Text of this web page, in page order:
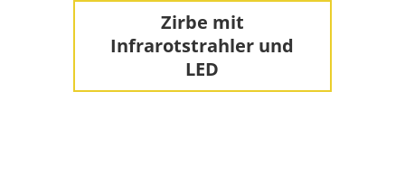
Zirbe mit
Infrarotstrahler und
LED